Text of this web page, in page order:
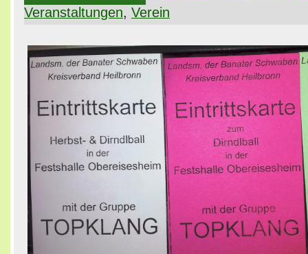
Veranstaltungen, Verein